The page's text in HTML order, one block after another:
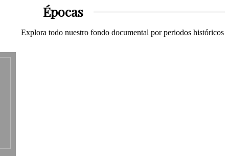
Épocas
Explora todo nuestro fondo documental por periodos históricos